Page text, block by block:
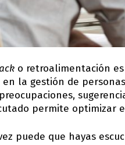
o retroalimentación
la gestión de
permite optimizar
puede que hayas